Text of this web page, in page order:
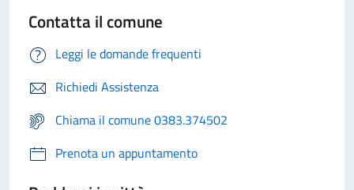
Contatta il comune
Leggi le domande frequenti
Richiedi Assistenza
Chiama il comune 0383.374502
Prenota un appuntamento